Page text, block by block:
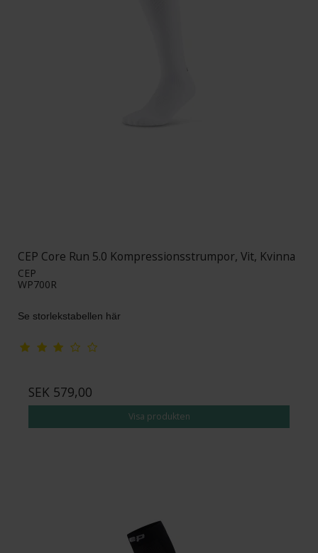
CEP Core Run 5.0 Kompressionsstrumpor, Vit, Kvinna
CEP
WP700R
Se storlekstabellen här
SEK 579,00
Visa produkten